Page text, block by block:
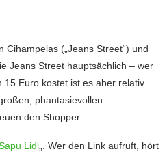
(„Jeans Street“) und
Jeans Street hauptsächlich – wer
15 Euro kostet ist es aber relativ
phantasievollen
den Shopper.
Lidi„. Wer den Link aufruft, hört